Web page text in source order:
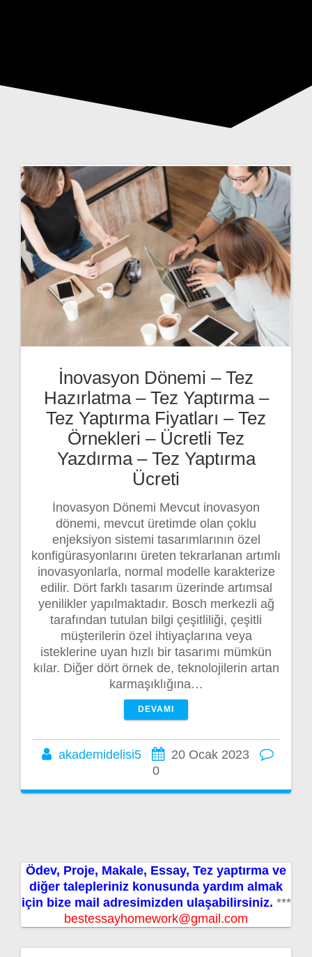
İnovasyon Dönemi – Tez
Hazırlatma – Tez Yaptırma –
Tez Yaptırma Fiyatları – Tez
Örnekleri – Ücretli Tez
Yazdırma – Tez Yaptırma
Ücreti
İnovasyon Dönemi Mevcut inovasyon
dönemi, mevcut üretimde olan çoklu
enjeksiyon sistemi tasarımlarının özel
konfigürasyonlarını üreten tekrarlanan artımlı
inovasyonlarla, normal modelle karakterize
edilir. Dört farklı tasarım üzerinde artımsal
yenilikler yapılmaktadır. Bosch merkezli ağ
tarafından tutulan bilgi çeşitliliği, çeşitli
müşterilerin özel ihtiyaçlarına veya
isteklerine uyan hızlı bir tasarımı mümkün
kılar. Diğer dört örnek de, teknolojilerin artan
karmaşıklığına…
DEVAMI
akademidelisi5
20 Ocak 2023
0
Ödev, Proje, Makale, Essay, Tez yaptırma ve
diğer talepleriniz konusunda yardım almak
için bize mail adresimizden ulaşabilirsiniz. ***
bestessayhomework@gmail.com